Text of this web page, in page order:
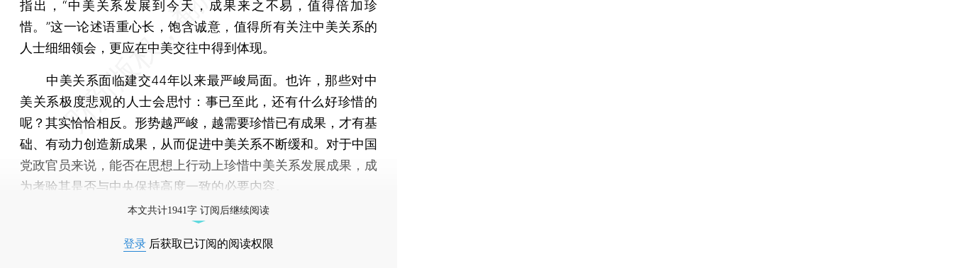
指出，“中美关系发展到今天，成果来之不易，值得倍加珍
惜。”这一论述语重心长，饱含诚意，值得所有关注中美关系的
人士细细领会，更应在中美交往中得到体现。
中美关系面临建交44年以来最严峻局面。也许，那些对中
美关系极度悲观的人士会思忖：事已至此，还有什么好珍惜的
呢？其实恰恰相反。形势越严峻，越需要珍惜已有成果，才有基
础、有动力创造新成果，从而促进中美关系不断缓和。对于中国
党政官员来说，能否在思想上行动上珍惜中美关系发展成果，成
为考验其是否与中央保持高度一致的必要内容。
本文共计1941字 订阅后继续阅读
登录 后获取已订阅的阅读权限